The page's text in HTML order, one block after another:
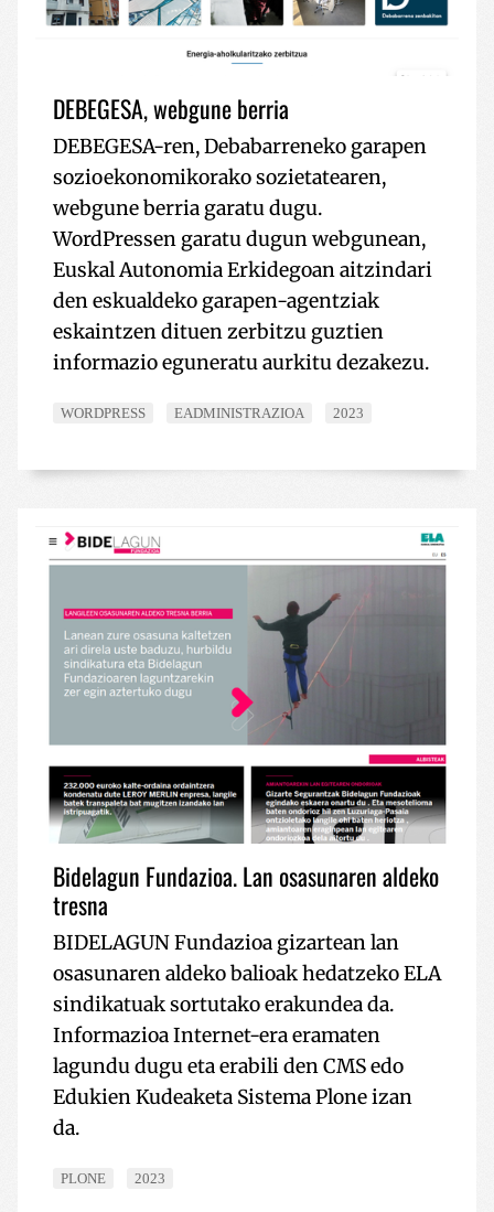
DEBEGESA, webgune berria
DEBEGESA-ren, Debabarreneko garapen
sozioekonomikorako sozietatearen,
webgune berria garatu dugu.
WordPressen garatu dugun webgunean,
Euskal Autonomia Erkidegoan aitzindari
den eskualdeko garapen-agentziak
eskaintzen dituen zerbitzu guztien
informazio eguneratu aurkitu dezakezu.
WORDPRESS EADMINISTRAZIOA 2023
Bidelagun Fundazioa. Lan osasunaren aldeko
tresna
BIDELAGUN Fundazioa gizartean lan
osasunaren aldeko balioak hedatzeko ELA
sindikatuak sortutako erakundea da.
Informazioa Internet-era eramaten
lagundu dugu eta erabili den CMS edo
Edukien Kudeaketa Sistema Plone izan
da.
PLONE 2023